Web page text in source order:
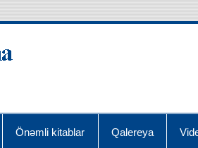
AQRA
Önəmli kitablar Qalereya